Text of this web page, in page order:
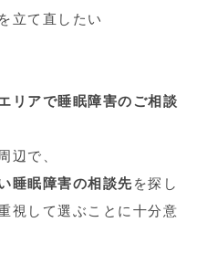
立て直したい
リアで睡眠障害のご相談
辺で、
睡眠障害の相談先を探し
視して選ぶことに十分意